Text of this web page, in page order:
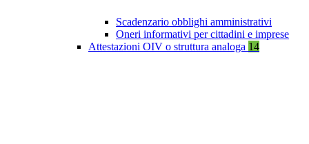
Scadenzario obblighi amministrativi
Oneri informativi per cittadini e imprese
Attestazioni OIV o struttura analoga 14